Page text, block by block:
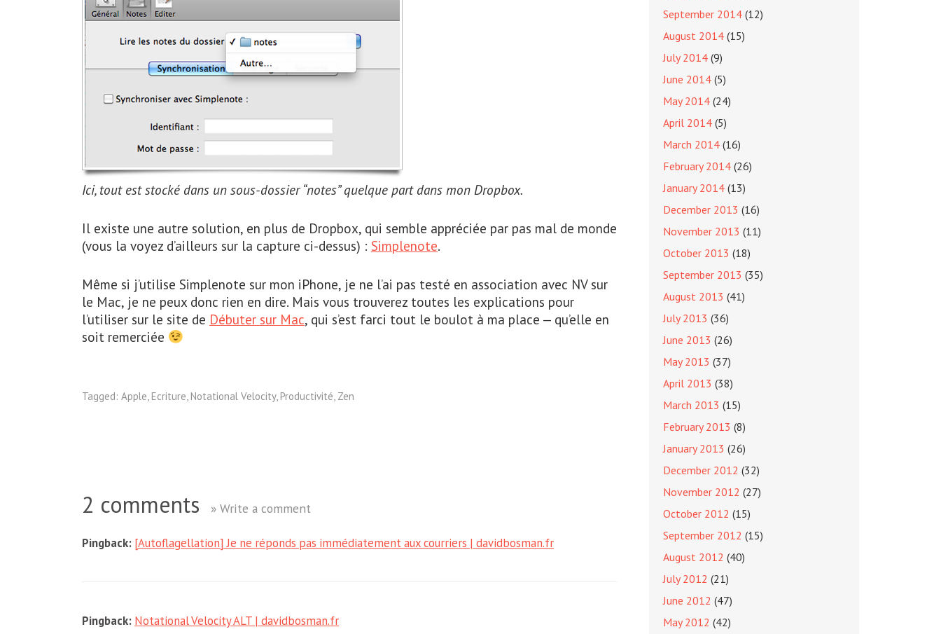
Ici, tout est stocké dans un sous-dossier “notes” quelque part dans mon Dropbox.
Il existe une autre solution, en plus de Dropbox, qui semble appréciée par pas mal de monde
(vous la voyez d’ailleurs sur la capture ci-dessus) : Simplenote.
Même si j’utilise Simplenote sur mon iPhone, je ne l’ai pas testé en association avec NV sur
le Mac, je ne peux donc rien en dire. Mais vous trouverez toutes les explications pour
l’utiliser sur le site de Débuter sur Mac, qui s’est farci tout le boulot à ma place — qu’elle en
soit remerciée
Tagged: Apple, Ecriture, Notational Velocity, Productivité, Zen
2 comments » Write a comment
Pingback: [Autoflagellation] Je ne réponds pas immédiatement aux courriers | davidbosman.fr
Pingback: Notational Velocity ALT | davidbosman.fr
September 2014 (12)
August 2014 (15)
July 2014 (9)
June 2014 (5)
May 2014 (24)
April 2014 (5)
March 2014 (16)
February 2014 (26)
January 2014 (13)
December 2013 (16)
November 2013 (11)
October 2013 (18)
September 2013 (35)
August 2013 (41)
July 2013 (36)
June 2013 (26)
May 2013 (37)
April 2013 (38)
March 2013 (15)
February 2013 (8)
January 2013 (26)
December 2012 (32)
November 2012 (27)
October 2012 (15)
September 2012 (15)
August 2012 (40)
July 2012 (21)
June 2012 (47)
May 2012 (42)